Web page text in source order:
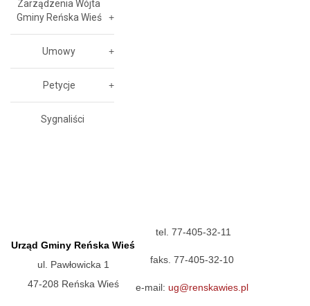
Zarządzenia Wójta
Gminy Reńska Wieś
Umowy
Petycje
Sygnaliści
Urząd Gminy Reńska Wieś
ul. Pawłowicka 1
47-208 Reńska Wieś
tel. 77-405-32-11
faks. 77-405-32-10
e-mail: ug@renskawies.pl